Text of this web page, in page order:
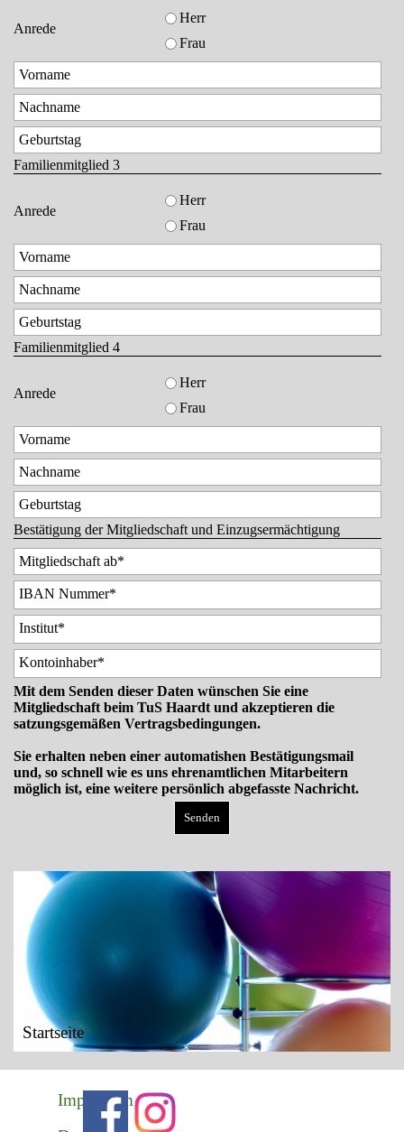
Anrede
Herr
Frau
Familienmitglied 3
Anrede
Herr
Frau
Familienmitglied 4
Anrede
Herr
Frau
Bestätigung der Mitgliedschaft und Einzugsermächtigung
Mit dem Senden dieser Daten wünschen Sie eine
Mitgliedschaft beim TuS Haardt und akzeptieren die
satzungsgemäßen Vertragsbedingungen.
Sie erhalten neben einer automatishen Bestätigungsmail
und, so schnell wie es uns ehrenamtlichen Mitarbeitern
möglich ist, eine weitere persönlich abgefasste Nachricht.
Startseite
Impressum